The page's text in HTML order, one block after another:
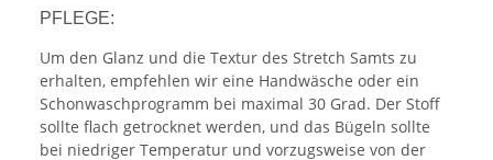
PFLEGE:
Um den Glanz und die Textur des Stretch Samts zu
erhalten, empfehlen wir eine Handwäsche oder ein
Schonwaschprogramm bei maximal 30 Grad. Der Stoff
sollte flach getrocknet werden, und das Bügeln sollte
bei niedriger Temperatur und vorzugsweise von der